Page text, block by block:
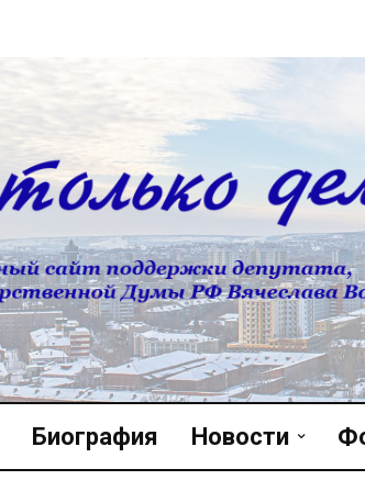
Биография Новости